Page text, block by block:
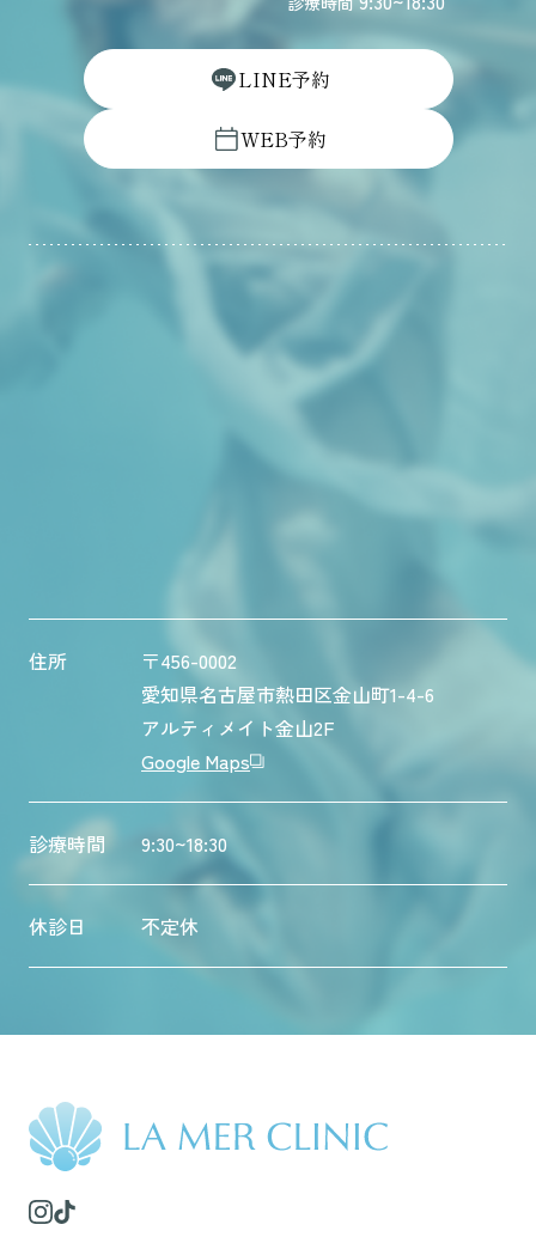
LINE予約
WEB予約
住所
〒456-0002
愛知県名古屋市熱田区金山町1-4-6
アルティメイト金山2F
Google Maps
診療時間 9:30~18:30
休診日 不定休